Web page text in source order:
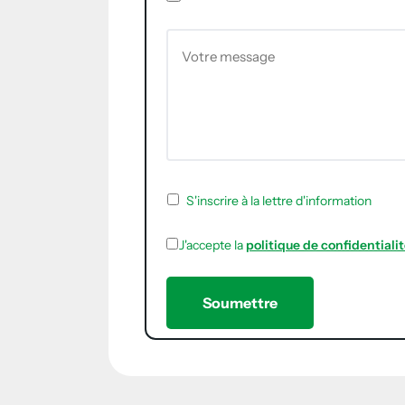
S'inscrire à la lettre d'information
J'accepte la politique de